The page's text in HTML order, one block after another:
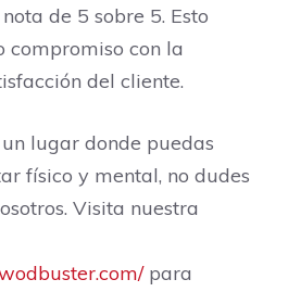
de 5 sobre 5. Esto
compromiso con la
del cliente.
lugar donde puedas
físico y mental, no dudes
Visita nuestra
para